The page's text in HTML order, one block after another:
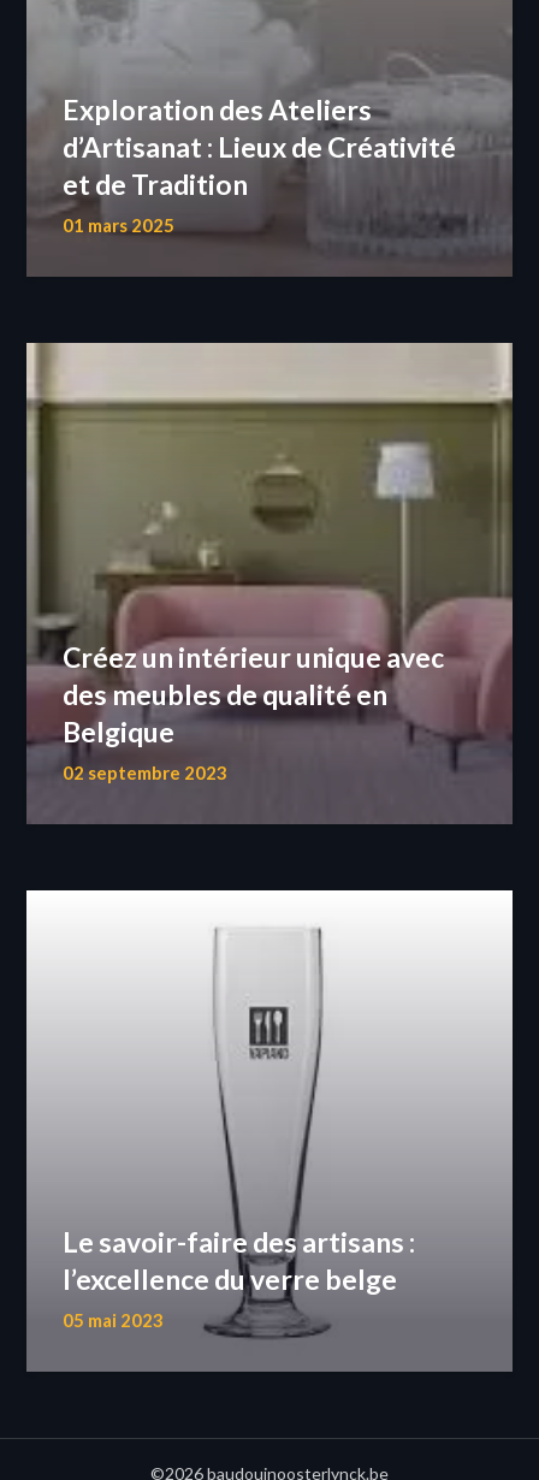
Exploration des Ateliers
d’Artisanat : Lieux de Créativité
et de Tradition
01 mars 2025
Créez un intérieur unique avec
des meubles de qualité en
Belgique
02 septembre 2023
Le savoir-faire des artisans :
l’excellence du verre belge
05 mai 2023
©2026 baudouinoosterlynck.be